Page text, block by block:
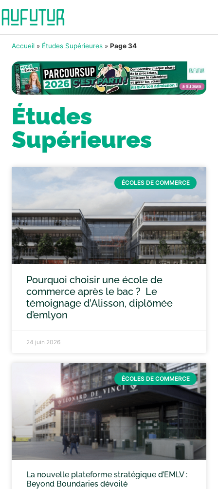
Accueil » Études Supérieures » Page 34
Études
Supérieures
ÉCOLES DE COMMERCE
Pourquoi choisir une école de
commerce après le bac ? Le
témoignage d’Alisson, diplômée
d’emlyon
24 juin 2026
ÉCOLES DE COMMERCE
La nouvelle plateforme stratégique d’EMLV :
Beyond Boundaries dévoilé